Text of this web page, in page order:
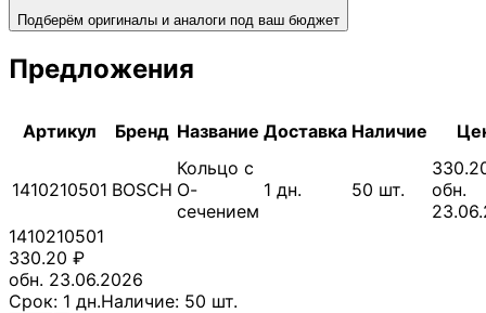
Подберём оригиналы и аналоги под ваш бюджет
Предложения
Артикул Бренд Название Доставка Наличие
1410210501 BOSCH
Кольцо с
О-
сечением
1 дн. 50 шт.
обн.
1410210501
330.20 ₽
обн. 23.06.2026
Срок: 1 дн.Наличие: 50 шт.